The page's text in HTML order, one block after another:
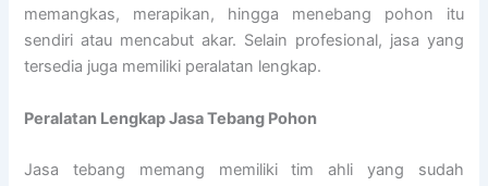
memangkas, merapikan, hingga menebang pohon itu
sendiri atau mencabut akar. Selain profesional, jasa yang
tersedia juga memiliki peralatan lengkap.
Peralatan Lengkap Jasa Tebang Pohon
Jasa tebang memang memiliki tim ahli yang sudah